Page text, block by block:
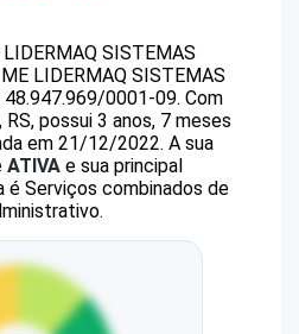
LIDERMAQ SISTEMAS
LIDERMAQ SISTEMAS
48.947.969/0001-09. Com
possui 3 anos, 7 meses
em 21/12/2022. A sua
ATIVA e sua principal
é Serviços combinados de